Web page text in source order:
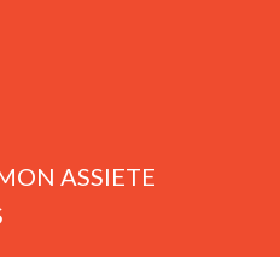
ASSIETE